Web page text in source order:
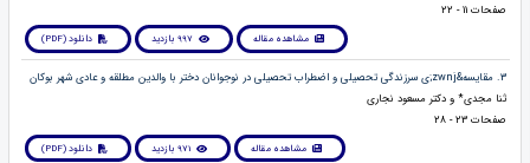
صفحات 11 - 22
مشاهده مقاله 997 بازدید دانلود (PDF)
3. مقایسه&zwnj;ی سرزندگی تحصیلی و اضطراب تحصیلی در نوجوانان دختر با والدین مطلقه و عادی شهر بوکان
ثنا مجدی* و دکتر مسعود نجاری
صفحات 23 - 28
مشاهده مقاله 971 بازدید دانلود (PDF)